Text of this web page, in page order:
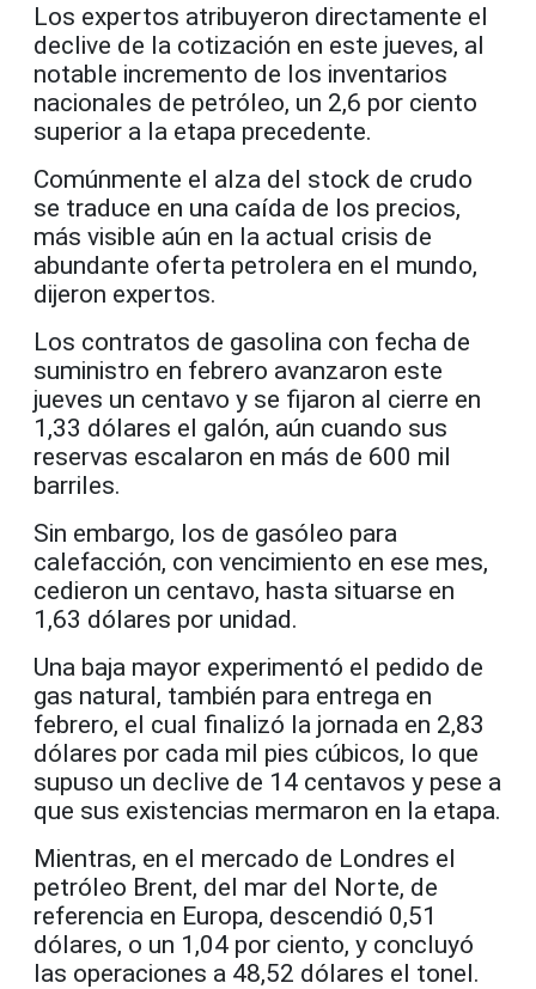
Los expertos atribuyeron directamente el
declive de la cotización en este jueves, al
notable incremento de los inventarios
nacionales de petróleo, un 2,6 por ciento
superior a la etapa precedente.
Comúnmente el alza del stock de crudo
se traduce en una caída de los precios,
más visible aún en la actual crisis de
abundante oferta petrolera en el mundo,
dijeron expertos.
Los contratos de gasolina con fecha de
suministro en febrero avanzaron este
jueves un centavo y se fijaron al cierre en
1,33 dólares el galón, aún cuando sus
reservas escalaron en más de 600 mil
barriles.
Sin embargo, los de gasóleo para
calefacción, con vencimiento en ese mes,
cedieron un centavo, hasta situarse en
1,63 dólares por unidad.
Una baja mayor experimentó el pedido de
gas natural, también para entrega en
febrero, el cual finalizó la jornada en 2,83
dólares por cada mil pies cúbicos, lo que
supuso un declive de 14 centavos y pese a
que sus existencias mermaron en la etapa.
Mientras, en el mercado de Londres el
petróleo Brent, del mar del Norte, de
referencia en Europa, descendió 0,51
dólares, o un 1,04 por ciento, y concluyó
las operaciones a 48,52 dólares el tonel.